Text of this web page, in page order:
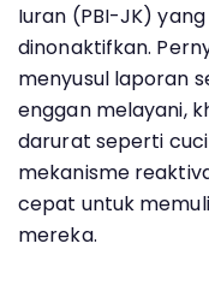
Iuran (PBI-JK)
dinonaktifkan.
menyusul laporan
enggan melayani,
darurat seperti
mekanisme
cepat untuk
mereka.